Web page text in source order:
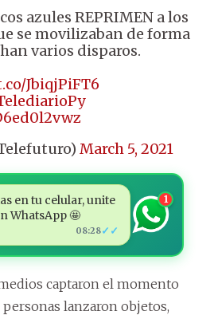
azules REPRIMEN a los
se movilizaban de forma
varios disparos.
JbiqjPiFT6
March 5, 2021
en tu celular, unite
WhatsApp 🤩
08:28✓✓
1
captaron el momento
lanzaron objetos,